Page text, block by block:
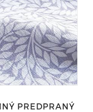
PREDPRANÝ